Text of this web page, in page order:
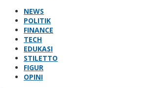
NEWS
POLITIK
FINANCE
TECH
EDUKASI
STILETTO
FIGUR
OPINI